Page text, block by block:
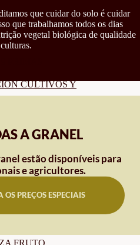
CULTIVOS Y
INTERIOR
FRUTO
que cuidar do solo é cuidar
que trabalhamos todos os dias
vegetal biológica de qualidade
A GRANEL
estão disponíveis para
e agricultores.
OS PREÇOS ESPECIAIS